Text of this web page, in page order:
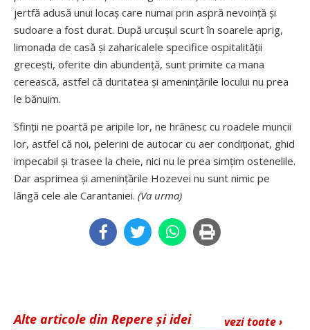
jertfă adusă unui locaș care numai prin aspră nevoință și
sudoare a fost durat. După urcușul scurt în soarele aprig,
limonada de casă și zaharicalele specifice ospitalității
grecești, oferite din abundență, sunt primite ca mana
cerească, astfel că duritatea și ame­nin­țările locului nu prea
le bănuim.
Sfinții ne poartă pe aripile lor, ne hrănesc cu roadele muncii
lor, astfel că noi, pelerini de autocar cu aer condiționat, ghid
impecabil și trasee la cheie, nici nu le prea simțim ostenelile.
Dar asprimea și amenințările Hozevei nu sunt nimic pe
lângă cele ale Carantaniei. (Va urma)
vezi toate ›
Alte articole din Repere și idei